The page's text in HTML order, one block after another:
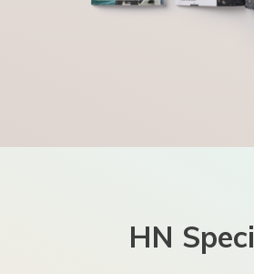
HN